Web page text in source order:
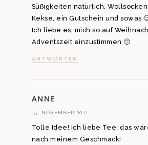
Süßigkeiten natürlich,
Kekse, ein Gutschein und sowas
Ich liebe es, mich so auf
Adventszeit einzustimmen 🙂
ANTWORTEN
ANNE
15. NOVEMBER 2011
Tolle Idee! Ich liebe Tee, das
nach meinem Geschmack!